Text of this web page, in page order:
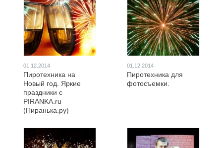
01.12.2014
Пиротехника на
Новый год. Яркие
праздники с
PIRANKA.ru
(Пиранька.ру)
01.12.2014
Пиротехника для
фотосъемки.